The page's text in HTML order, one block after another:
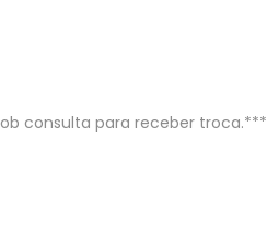
consulta para receber troca.***